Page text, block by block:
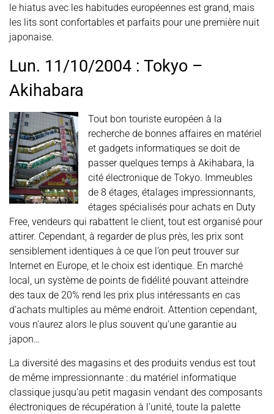
le hiatus avec les habitudes européennes est grand, mais
les lits sont confortables et parfaits pour une première nuit
japonaise.
Lun. 11/10/2004 : Tokyo –
Akihabara
Tout bon touriste européen à la
recherche de bonnes affaires en matériel
et gadgets informatiques se doit de
passer quelques temps à Akihabara, la
cité électronique de Tokyo. Immeubles
de 8 étages, étalages impressionnants,
étages spécialisés pour achats en Duty
Free, vendeurs qui rabattent le client, tout est organisé pour
attirer. Cependant, à regarder de plus près, les prix sont
sensiblement identiques à ce que l’on peut trouver sur
Internet en Europe, et le choix est identique. En marché
local, un système de points de fidélité pouvant atteindre
des taux de 20% rend les prix plus intéressants en cas
d’achats multiples au même endroit. Attention cependant,
vous n’aurez alors le plus souvent qu’une garantie au
japon…
La diversité des magasins et des produits vendus est tout
de même impressionnante : du matériel informatique
classique jusqu’au petit magasin vendant des composants
électroniques de récupération à l’unité, toute la palette